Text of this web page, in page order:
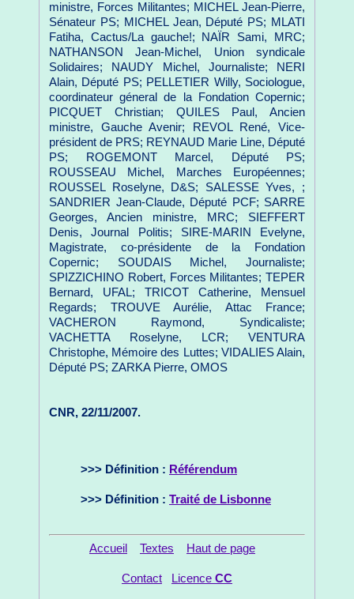
ministre, Forces Militantes; MICHEL Jean-Pierre,
Sénateur PS; MICHEL Jean, Député PS; MLATI
Fatiha, Cactus/La gauche!; NAÏR Sami, MRC;
NATHANSON Jean-Michel, Union syndicale
Solidaires; NAUDY Michel, Journaliste; NERI
Alain, Député PS; PELLETIER Willy, Sociologue,
coordinateur géneral de la Fondation Copernic;
PICQUET Christian; QUILES Paul, Ancien
ministre, Gauche Avenir; REVOL René, Vice-
président de PRS; REYNAUD Marie Line, Député
PS; ROGEMONT Marcel, Député PS;
ROUSSEAU Michel, Marches Européennes;
ROUSSEL Roselyne, D&S; SALESSE Yves, ;
SANDRIER Jean-Claude, Député PCF; SARRE
Georges, Ancien ministre, MRC; SIEFFERT
Denis, Journal Politis; SIRE-MARIN Evelyne,
Magistrate, co-présidente de la Fondation
Copernic; SOUDAIS Michel, Journaliste;
SPIZZICHINO Robert, Forces Militantes; TEPER
Bernard, UFAL; TRICOT Catherine, Mensuel
Regards; TROUVE Aurélie, Attac France;
VACHERON Raymond, Syndicaliste;
VACHETTA Roselyne, LCR; VENTURA
Christophe, Mémoire des Luttes; VIDALIES Alain,
Député PS; ZARKA Pierre, OMOS
CNR, 22/11/2007.
>>> Définition : Référendum
>>> Définition : Traité de Lisbonne
Accueil Textes Haut de page
Contact Licence CC